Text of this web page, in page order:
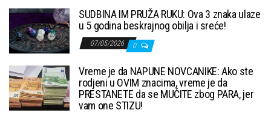
SUDBINA IM PRUŽA RUKU: Ova 3 znaka ulaze
u 5 godina beskrajnog obilja i sreće!
07/05/2026 0
Vreme je da NAPUNE NOVCANIKE: Ako ste
rodjeni u OVIM znacima, vreme je da
PRESTANETE da se MUČITE zbog PARA, jer
vam one STIZU!